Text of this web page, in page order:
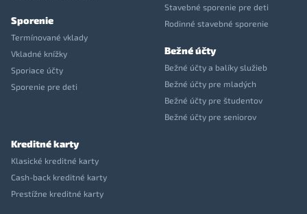
Sporenie
Termínované vklady
Vkladné knížky
Sporiace účty
Sporenie pre deti
Stavebné sporenie pre deti
Rodinné stavebné sporenie
Bežné účty
Bežné účty a balíky služieb
Bežné účty pre mladých
Bežné účty pre študentov
Bežné účty pre seniorov
Kreditné karty
Klasické kreditné karty
Cash-back kreditné karty
Prestížne kreditné karty